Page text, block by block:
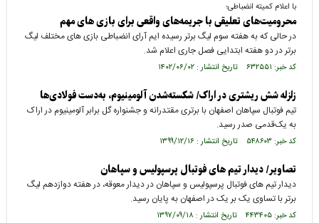
با اعلام کمیته انضباطی؛
محرومیت‌های تعلیقی با جریمه‌های واقعی برای بازی های مهم
در حالی که به هفته سوم لیگ برتر رسیده ایم آرای انضباطی بازی های مختلف لیگ
برتر در دو هفته ابتدایی فصل جاری اعلام شد.
کد خبر: ۶۳۲۵۵۱ تاریخ انتشار : ۱۴۰۲/۰۶/۰۲
زلزله شش ریشتری در اراک/ شکسته‌شدن آلومینیوم، به‌دست فولادی‌ها
تیم فوتبال سپاهان اصفهان با برتری مقتدرانه و جشنواره گل برابر آلومینیوم در اراک
به یک‌قدمی صدر رسید.
کد خبر: ۵۴۸۶۰۳ تاریخ انتشار : ۱۳۹۹/۱۲/۱۶
تصاویر/ دیدار تیم های فوتبال پرسپولیس و سپاهان
دیدار تیم های فوتبال پرسپولیس و سپاهان در دیدار معوقه، در هفته دوازدهم لیگ
برتر با تساوی یک بر یک در اصفهان به پایان رسید.
کد خبر: ۴۴۳۴۰۵ تاریخ انتشار : ۱۳۹۷/۰۹/۱۸